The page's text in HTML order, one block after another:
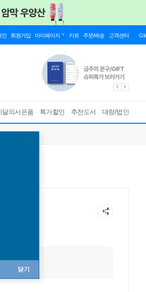
인 회원가입 마이페이지 카트 주문/배송 고객센터
달의사은품 특가할인 추천도서 대량/법인
닫기